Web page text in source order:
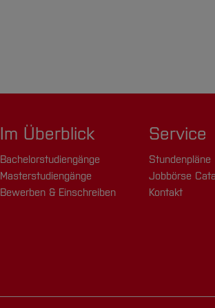
Im Überblick
Bachelorstudiengänge
Masterstudiengänge
Bewerben & Einschreiben
Service
Stundenpläne
Jobbörse
Kontakt